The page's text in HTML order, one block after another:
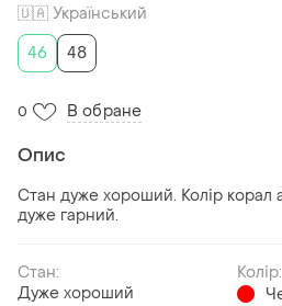
🇺🇦 Український
46
48
0 В обране
Опис
Стан дуже хороший. Колір корал
дуже гарний.
Стан:
Дуже хороший
Колір: